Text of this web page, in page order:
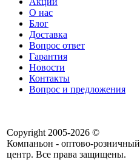
О нас
Блог
Доставка
Вопрос ответ
Гарантия
Новости
Контакты
Вопрос и предложения
Copyright 2005-2026 ©
Компаньон - оптово-розничный
центр. Все права защищены.